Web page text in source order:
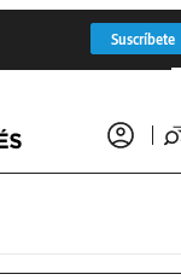
Suscríbete